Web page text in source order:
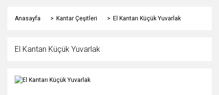
Anasayfa Kantar Çeşitleri El Kantarı Küçük Yuvarlak
El Kantarı Küçük Yuvarlak